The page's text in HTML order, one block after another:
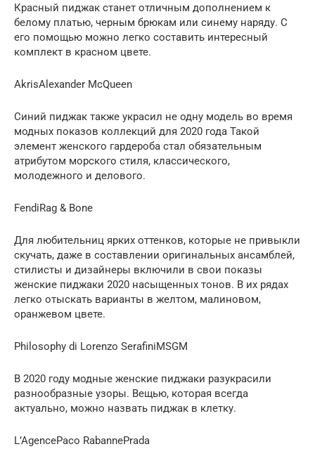
Красный пиджак станет отличным дополнением к
белому платью, черным брюкам или синему наряду. С
его помощью можно легко составить интересный
комплект в красном цвете.
AkrisAlexander McQueen
Синий пиджак также украсил не одну модель во время
модных показов коллекций для 2020 года Такой
элемент женского гардероба стал обязательным
атрибутом морского стиля, классического,
молодежного и делового.
FendiRag & Bone
Для любительниц ярких оттенков, которые не привыкли
скучать, даже в составлении оригинальных ансамблей,
стилисты и дизайнеры включили в свои показы
женские пиджаки 2020 насыщенных тонов. В их рядах
легко отыскать варианты в желтом, малиновом,
оранжевом цвете.
Philosophy di Lorenzo SerafiniMSGM
В 2020 году модные женские пиджаки разукрасили
разнообразные узоры. Вещью, которая всегда
актуально, можно назвать пиджак в клетку.
L’AgencePaco RabannePrada